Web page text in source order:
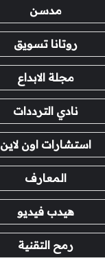
مدسن
روتانا تسويق
مجلة الابداع
نادي الترددات
استشارات اون لاين
المعارف
هيدب فيديو
رمح التقنية